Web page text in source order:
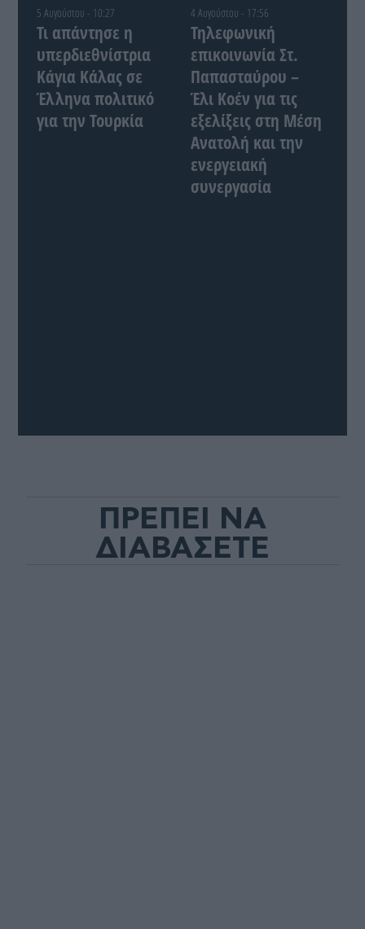
5 Αυγούστου - 10:27
Τι απάντησε η
υπερδιεθνίστρια
Κάγια Κάλας σε
Έλληνα πολιτικό
για την Τουρκία
4 Αυγούστου - 17:56
Τηλεφωνική
επικοινωνία Στ.
Παπασταύρου –
Έλι Κοέν για τις
εξελίξεις στη Μέση
Ανατολή και την
ενεργειακή
συνεργασία
ΠΡΕΠΕΙ ΝΑ
ΔΙΑΒΑΣΕΤΕ